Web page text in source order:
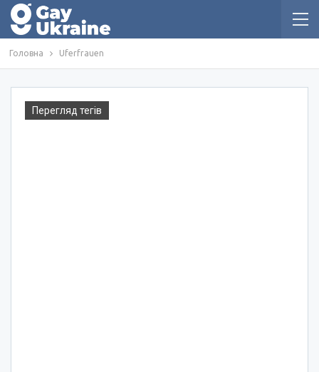
Головна Uferfrauen
Перегляд тегів